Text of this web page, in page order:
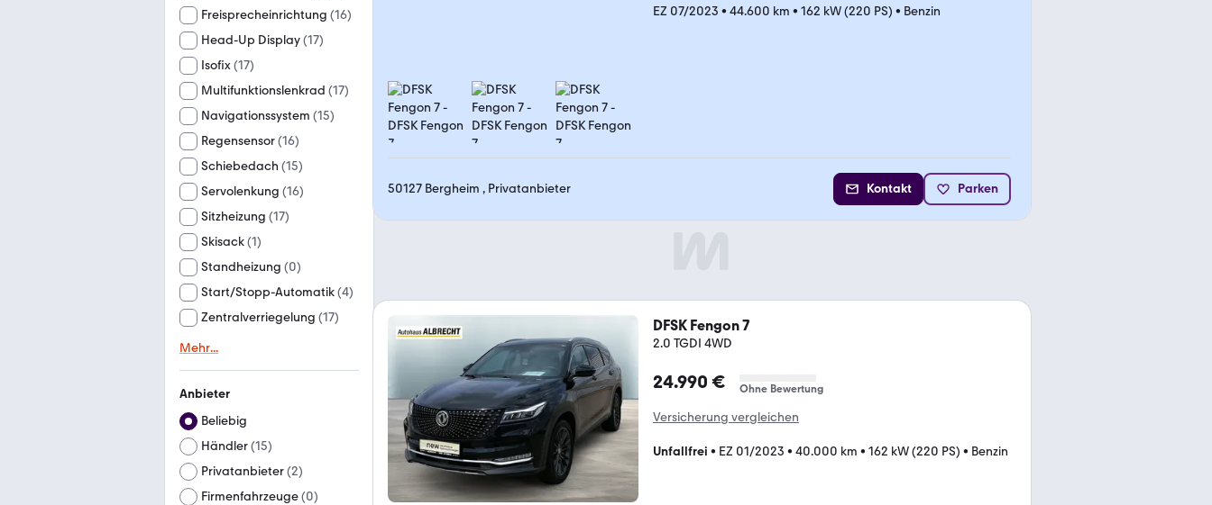
Freisprecheinrichtung (16)
Head-Up Display(17)
Isofix(17)
Multifunktionslenkrad (17)
Navigationssystem (15)
Regensensor(16)
Schiebedach (15)
Servolenkung (16)
Sitzheizung (17)
Skisack(1)
Standheizung (0)
Start/Stopp-Automatik(4)
Zentralverriegelung (17)
Mehr...
Anbieter
Beliebig
Händler(15)
Privatanbieter(2)
Firmenfahrzeuge(0)
EZ 07/2023 • 44.600 km • 162 kW (220 PS) • Benzin
50127 Bergheim , Privatanbieter Kontakt Parken
DFSK Fengon 7
2.0 TGDI 4WD
24.990 € Ohne Bewertung
Versicherung vergleichen
Unfallfrei • EZ 01/2023 • 40.000 km • 162 kW (220 PS) • Benzin